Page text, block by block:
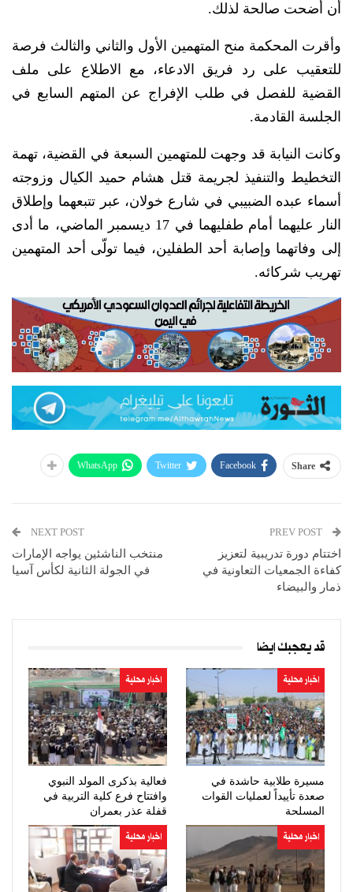
أن أضحت صالحة لذلك.
وأقرت المحكمة منح المتهمين الأول والثاني والثالث فرصة
للتعقيب على رد فريق الادعاء، مع الاطلاع على ملف
القضية للفصل في طلب الإفراج عن المتهم السابع في
الجلسة القادمة.
وكانت النيابة قد وجهت للمتهمين السبعة في القضية، تهمة
التخطيط والتنفيذ لجريمة قتل هشام حميد الكيال وزوجته
أسماء عبده الضبيبي في شارع خولان، عبر تتبعهما وإطلاق
النار عليهما أمام طفليهما في 17 ديسمبر الماضي، ما أدى
إلى وفاتهما وإصابة أحد الطفلين، فيما تولّى أحد المتهمين
تهريب شركائه.
Share
Facebook
Twitter
WhatsApp
اختتام دورة تدريبية لتعزيز
كفاءة الجمعيات التعاونية في
ذمار والبيضاء
NEXT POST
منتخب الناشئين يواجه الإمارات
في الجولة الثانية لكأس آسيا
قد يعجبك ايضا
اخبار محلية
مسيرة طلابية حاشدة في
صعدة تأييداً لعمليات القوات
المسلحة
اخبار محلية
فعالية بذكرى المولد النبوي
وافتتاح فرع كلية التربية في
قفلة عذر بعمران
اخبار محلية اخبار محلية